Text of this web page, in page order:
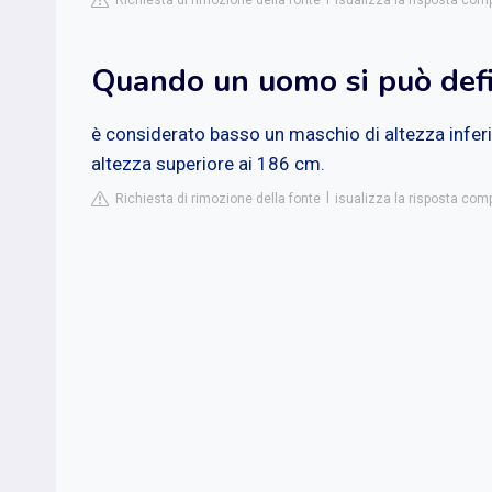
Quando un uomo si può
è considerato basso un maschio di altezza
altezza superiore ai 186 cm.
Richiesta di rimozione della fonte isualizza la risposta